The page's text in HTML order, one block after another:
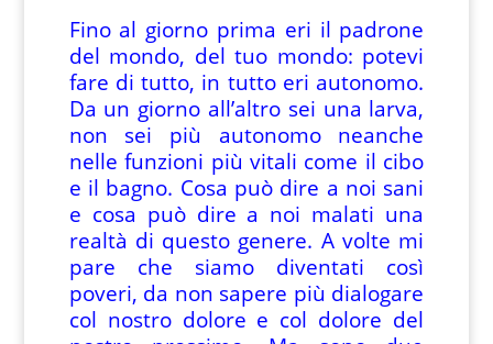
Fino al giorno prima eri il padrone
del mondo, del tuo mondo: potevi
fare di tutto, in tutto eri autonomo.
Da un giorno all’altro sei una larva,
non sei più autonomo neanche
nelle funzioni più vitali come il cibo
e il bagno. Cosa può dire a noi sani
e cosa può dire a noi malati una
realtà di questo genere. A volte mi
pare che siamo diventati così
poveri, da non sapere più dialogare
col nostro dolore e col dolore del